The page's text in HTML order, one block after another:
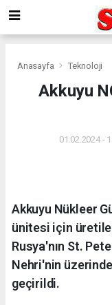
Anasayfa Teknoloji
Akkuyu
01.02.2024 -
Akkuyu Nükleer
ünitesi için
Rusya'nın St.
Nehri'nin
geçirildi.